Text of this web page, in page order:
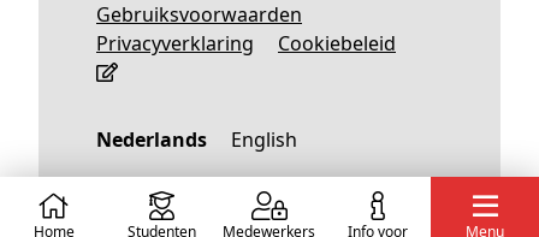
Gebruiksvoorwaarden
Privacyverklaring
Cookiebeleid
Nederlands English
Home Studenten Medewerkers info voor Menu